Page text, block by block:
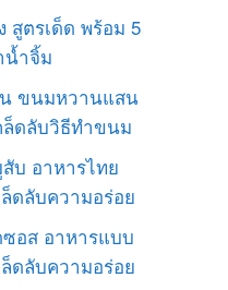
สูตรเด็ด พร้อม 5
น้ำจิ้ม
น ขนมหวานแสน
ล็ดลับวิธีทำขนม
บ อาหารไทย
ดลับความอร่อย
อส อาหารแบบ
ดลับความอร่อย